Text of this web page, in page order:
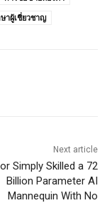
าผู้เชี่ยวชาญ
Next article
Simply Skilled a 72
Billion Parameter AI
Mannequin With No